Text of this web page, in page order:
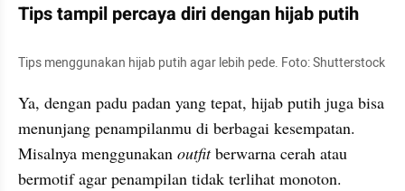
Tips tampil percaya diri dengan hijab putih
Tips menggunakan hijab putih agar lebih pede. Foto: Shutterstock
Ya, dengan padu padan yang tepat, hijab putih juga bisa
menunjang penampilanmu di berbagai kesempatan.
Misalnya menggunakan outfit berwarna cerah atau
bermotif agar penampilan tidak terlihat monoton.